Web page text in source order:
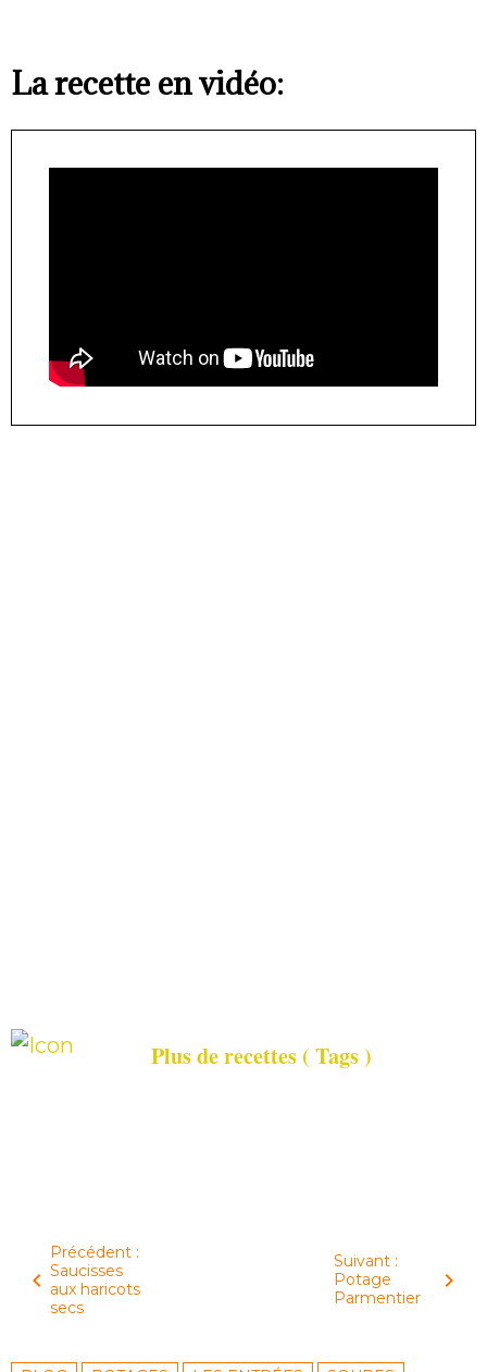
La recette en vidéo:
Précédent :
Saucisses
aux haricots
secs
Suivant :
Potage
Parmentier